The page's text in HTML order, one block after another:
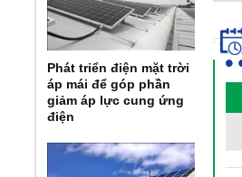
Phát triển điện mặt trời
áp mái để góp phần
giảm áp lực cung ứng
điện